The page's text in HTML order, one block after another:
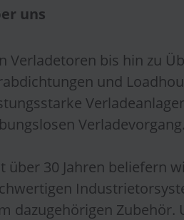
uns
Verladetoren bis hin zu
und
Verladevorgang.
über 30 Jahren beliefern
dazugehörigen Zubehör.